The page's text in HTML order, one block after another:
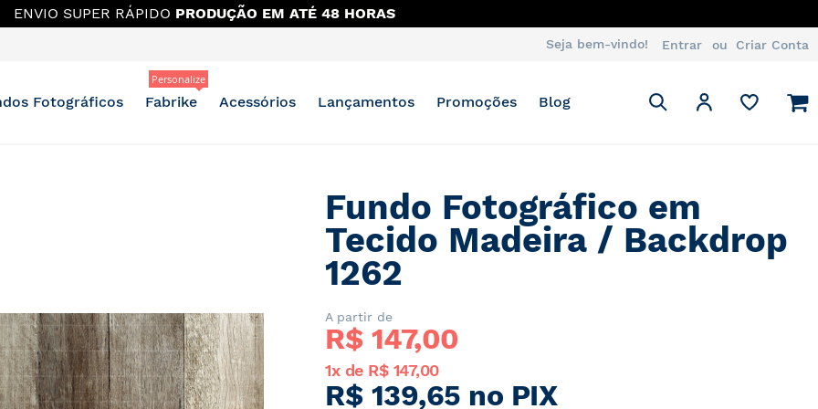
MAIS DESCONTO?OUTLET E BAZAR NO GRUPO DO WHATSAPP
Seja bem-vindo! Entrar Criar Conta
Fotográficos Fabrike
Personalize
Acessórios Lançamentos Promoções Blog
Pesquisa
Pesquisa
Minha Conta
Fundo Fotográfico em
Tecido Madeira / Backdrop
1262
A partir de
R$ 147,00
1x de R$ 147,00
R$ 139,65 no PIX